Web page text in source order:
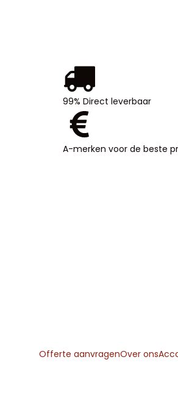
99% Direct leverbaar
A-merken voor de beste
Offerte aanvragenOver ons